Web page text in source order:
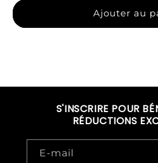
Ajouter au
S'INSCRIRE POUR
RÉDUCTIONS
E-mail